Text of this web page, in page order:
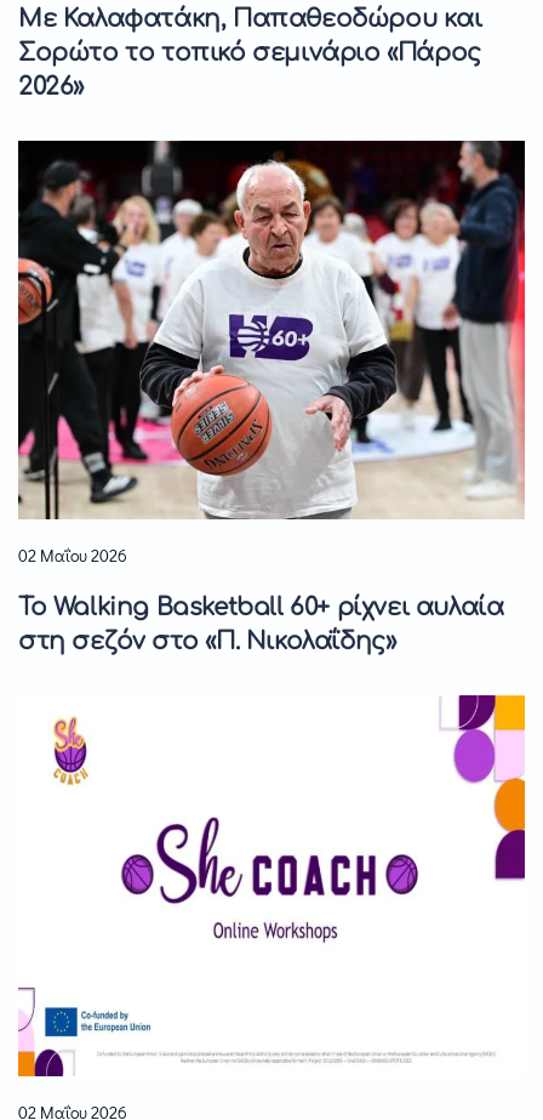
Με Καλαφατάκη, Παπαθεοδώρου και
Σορώτο το τοπικό σεμινάριο «Πάρος
2026»
02 Μαΐου 2026
Το Walking Basketball 60+ ρίχνει αυλαία
στη σεζόν στο «Π. Νικολαΐδης»
02 Μαΐου 2026